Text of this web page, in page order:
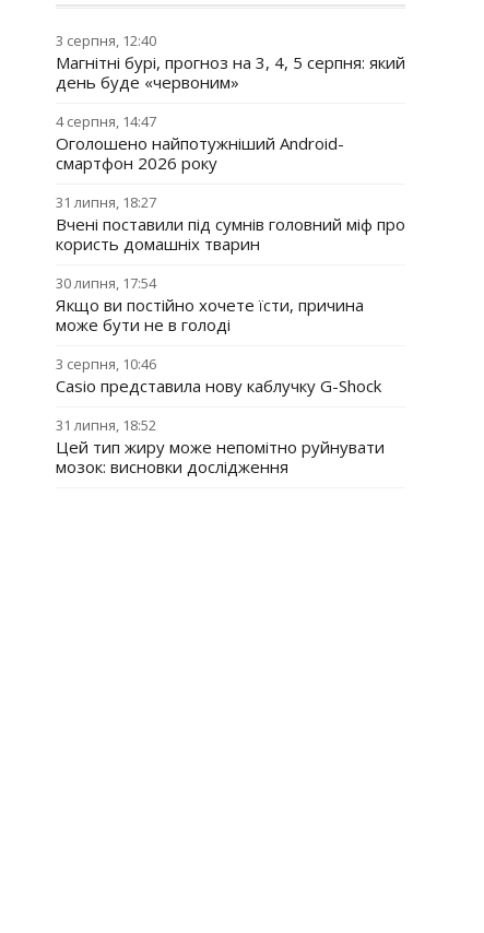
3 серпня, 12:40
Магнітні бурі, прогноз на 3, 4, 5 серпня: який
день буде «червоним»
4 серпня, 14:47
Оголошено найпотужніший Android-
смартфон 2026 року
31 липня, 18:27
Вчені поставили під сумнів головний міф про
користь домашніх тварин
30 липня, 17:54
Якщо ви постійно хочете їсти, причина
може бути не в голоді
3 серпня, 10:46
Casio представила нову каблучку G-Shock
31 липня, 18:52
Цей тип жиру може непомітно руйнувати
мозок: висновки дослідження